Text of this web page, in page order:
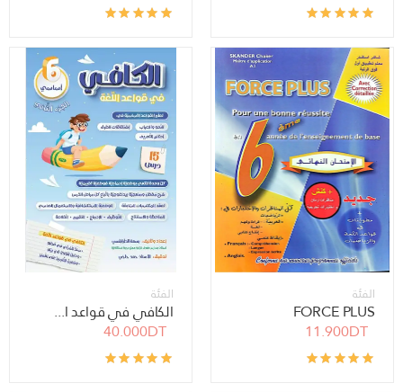
الفئة
FORCE PLUS
11.900DT
الفئة
الكافي في قواعد ا...
40.000DT